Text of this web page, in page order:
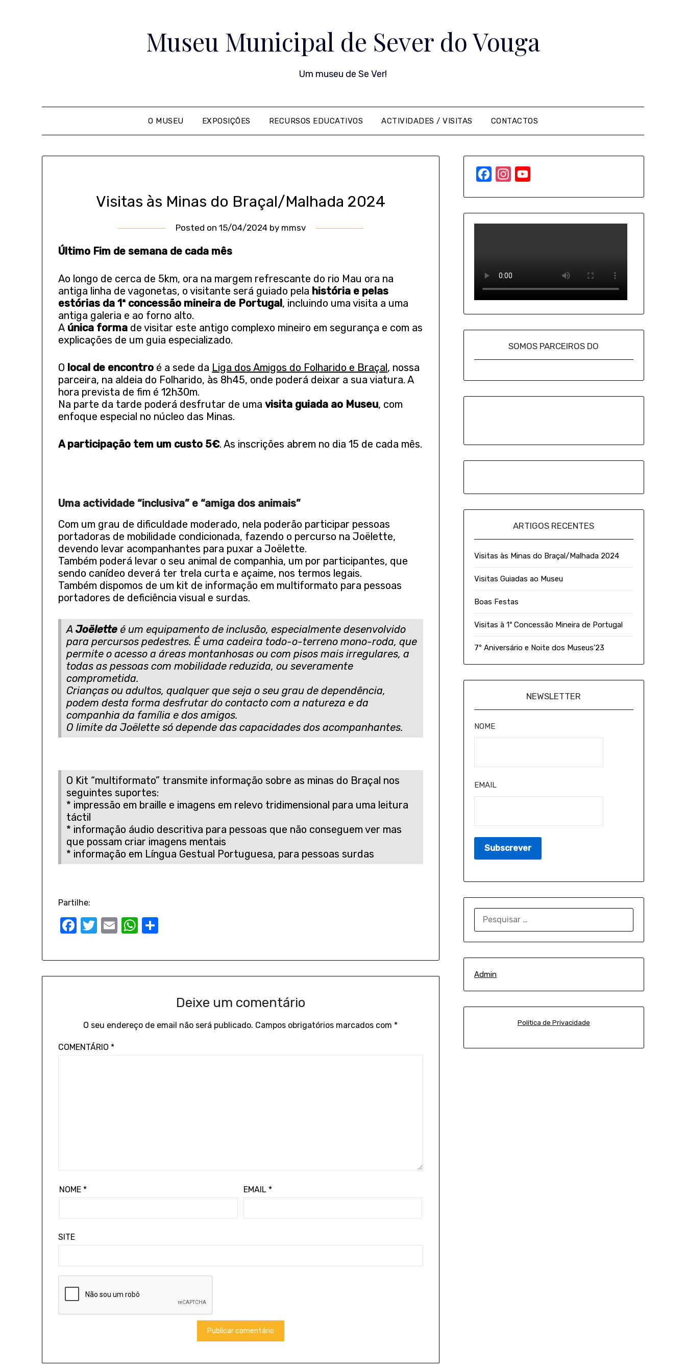
Museu Municipal de Sever do Vouga
Um museu de Se Ver!
O MUSEU EXPOSIÇÕES RECURSOS EDUCATIVOS ACTIVIDADES / VISITAS CONTACTOS
Visitas às Minas do Braçal/Malhada 2024
Posted on 15/04/2024by mmsv
Último Fim de semana de cada mês
Ao longo de cerca de 5km, ora na margem refrescante do rio Mau ora na
antiga linha de vagonetas, o visitante será guiado pela história e pelas
estórias da 1ª concessão mineira de Portugal, incluindo uma visita a uma
antiga galeria e ao forno alto.
A única forma de visitar este antigo complexo mineiro em segurança e com as
explicações de um guia especializado.
O local de encontro é a sede da Liga dos Amigos do Folharido e Braçal, nossa
parceira, na aldeia do Folharido, às 8h45, onde poderá deixar a sua viatura. A
hora prevista de fim é 12h30m.
Na parte da tarde poderá desfrutar de umavisita guiada ao Museu, com
enfoque especial no núcleo das Minas.
A participação tem um custo 5€. As inscrições abrem no dia 15 de cada mês.
Uma actividade “inclusiva” e “amiga dos animais”
Com um grau de dificuldade moderado, nela poderão participar pessoas
portadoras de mobilidade condicionada, fazendo o percurso na Joëlette,
devendo levar acompanhantes para puxar a Joëlette.
Também poderá levar o seu animal de companhia, um por participantes, que
sendo canídeo deverá ter trela curta e açaime, nos termos legais.
Também dispomos de um kit de informação em multiformato para pessoas
portadores de deficiência visual e surdas.
AJoëlette é um equipamento de inclusão, especialmente desenvolvido
para percursos pedestres. É uma cadeira todo-o-terreno mono-roda, que
permite o acesso a áreas montanhosas ou com pisos mais irregulares, a
todas as pessoas com mobilidade reduzida, ou severamente
comprometida.
Crianças ou adultos, qualquer que seja o seu grau de dependência,
podem desta forma desfrutar do contacto com a natureza e da
companhia da família e dos amigos.
O limite da Joëlette só depende das capacidades dos acompanhantes.
O Kit “multiformato” transmite informação sobre as minas do Braçal nos
seguintes suportes:
* impressão em braille e imagens em relevo tridimensional para uma leitura
táctil
* informação áudio descritiva para pessoas que não conseguem ver mas
que possam criar imagens mentais
* informação em Língua Gestual Portuguesa, para pessoas surdas
Partilhe:
Facebook
Twitter
EmailWhatsApp
Deixe um comentário
O seu endereço de email não será publicado. Campos obrigatórios marcados com *
COMENTÁRIO *
NOME * EMAIL *
SITE
FacebookInstagram
SOMOS PARCEIROS DO
ARTIGOS RECENTES
Visitas às Minas do Braçal/Malhada 2024
Visitas Guiadas ao Museu
Boas Festas
Visitas à 1ª Concessão Mineira de Portugal
7º Aniversário e Noite dos Museus’23
NEWSLETTER
NOME
EMAIL
Admin
Política de Privacidade